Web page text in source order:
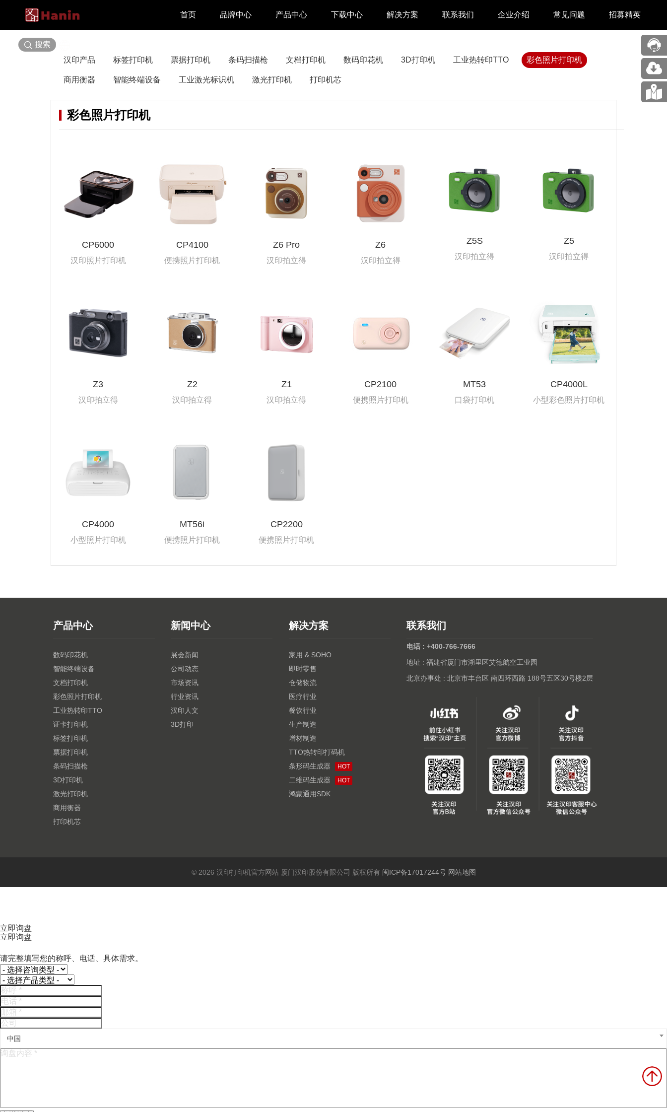
首页 品牌中心 产品中心 下载中心
汉码标签软件
解决方案
生产制造
增材制造
TTO热转印打码机
联系我们 企业介绍
关于我们
常见问题 招募精英
搜索
汉印产品
标签打印机 票据打印机 条码扫描枪 文档打印机 数码印花机 3D打印机 工业热转印TTO 彩色照片打印机
商用衡器 智能终端设备 工业激光标识机 激光打印机 打印机芯
彩色照片打印机
CP6000
汉印照片打印机
CP4100
便携照片打印机
Z6 Pro
汉印拍立得
Z6
汉印拍立得
Z5S
汉印拍立得
Z5
汉印拍立得
Z3
汉印拍立得
Z2
汉印拍立得
Z1
汉印拍立得
CP2100
便携照片打印机
MT53
口袋打印机
CP4000L
小型彩色照片打印机
CP4000
小型照片打印机
MT56i
便携照片打印机
CP2200
便携照片打印机
产品中心
数码印花机
智能终端设备
文档打印机
彩色照片打印机
工业热转印TTO
证卡打印机
标签打印机
票据打印机
条码扫描枪
3D打印机
激光打印机
商用衡器
打印机芯
新闻中心
展会新闻
公司动态
市场资讯
行业资讯
汉印人文
3D打印
解决方案
家用 & SOHO
即时零售
仓储物流
医疗行业
餐饮行业
生产制造
增材制造
TTO热转印打码机
条形码生成器
HOT
二维码生成器 HOT
鸿蒙通用SDK
联系我们
电话 : +400-766-7666
地址 : 福建省厦门市湖里区艾德航空工业园
北京办事处 : 北京市丰台区 南四环西路 188号五区30号楼2层
© 2026 汉印打印机官方网站 厦门汉印股份有限公司 版权所有 闽ICP备17017244号 网站地图
立即询盘
立即询盘
请完整填写您的称呼、电话、具体需求。
中国